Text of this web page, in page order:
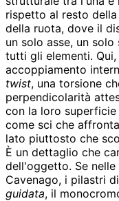
rispetto al resto
della ruota, dove il
un solo asse, un
tutti gli elementi.
accoppiamento
twist, una torsione
perpendicolarità
con la loro
come sci che
lato piuttosto che
È un dettaglio che
dell'oggetto. Se
Cavenago, i pilastri
guidata, il